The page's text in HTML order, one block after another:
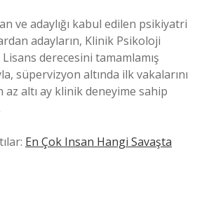
ve adaylığı kabul edilen psikiyatri
adayların, Klinik Psikoloji
derecesini tamamlamış
süpervizyon altında ilk vakalarını
az altı ay klinik deneyime sahip
En Çok Insan Hangi Savaşta